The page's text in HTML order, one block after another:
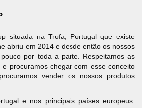
situada na Trofa, Portugal que existe
abriu em 2014 e desde então os nossos
por toda a parte. Respeitamos as
e procuramos chegar com esse conceito
vender os nossos produtos
e nos principais países europeus.